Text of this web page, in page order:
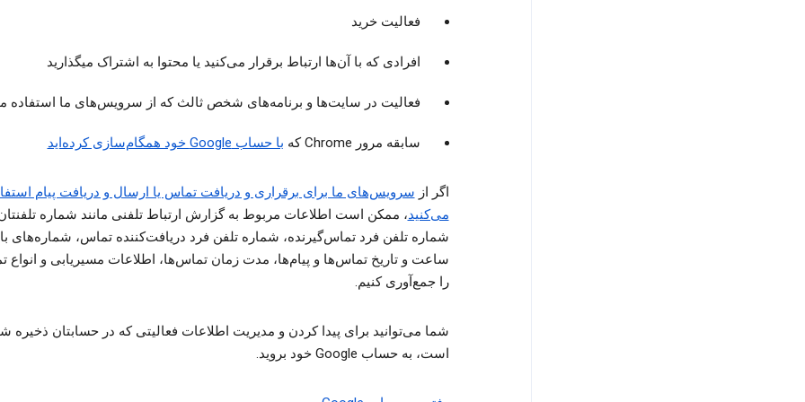
فعالیت خرید
افرادی که با آن‌ها ارتباط برقرار می‌کنید یا محتوا به اشتراک میگذارید
فعالیت در سایت‌ها و برنامه‌های شخص ثالث که از سرویس‌های ما استفاده
سابقه مرور Chrome که با حساب Google خود همگام‌سازی کرده‌اید
اگر از سرویس‌های ما برای برقراری و دریافت تماس یا ارسال و دریافت پیام
می‌کنید، ممکن است اطلاعات مربوط به گزارش ارتباط تلفنی مانند شماره
شماره تلفن فرد تماس‌گیرنده، شماره تلفن فرد دریافت‌کننده تماس، شماره‌های
ساعت و تاریخ تماس‌ها و پیام‌ها، مدت زمان تماس‌ها، اطلاعات مسیریابی و انواع
را جمع‌آوری کنیم.
شما می‌توانید برای پیدا کردن و مدیریت اطلاعات فعالیتی که در حسابتان ذخیره
است، به حساب Google خود بروید.